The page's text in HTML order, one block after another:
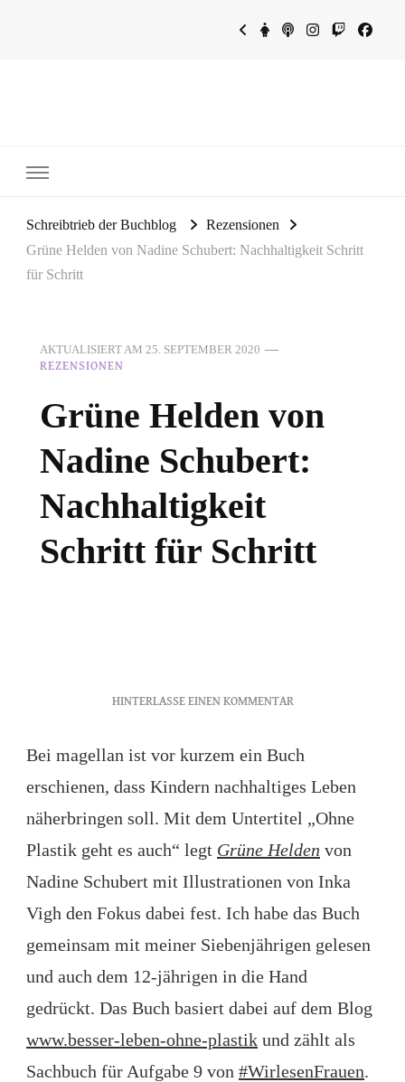
Schreibtrieb der Buchblog
Rezensionen
Grüne Helden von Nadine Schubert: Nachhaltigkeit Schritt
für Schritt
AKTUALISIERT AM 25. SEPTEMBER 2020
REZENSIONEN
Grüne Helden von
Nadine Schubert:
Nachhaltigkeit
Schritt für Schritt
HINTERLASSE EINEN KOMMENTARZU
VON
NADINE
NACHHALTIGKEIT
SCHRITT
SCHRITT
Bei magellan ist vor kurzem ein Buch
erschienen, dass Kindern nachhaltiges Leben
näherbringen soll. Mit dem Untertitel „Ohne
Plastik geht es auch“ legt Grüne Helden von
Nadine Schubert mit Illustrationen von Inka
Vigh den Fokus dabei fest. Ich habe das Buch
gemeinsam mit meiner Siebenjährigen gelesen
und auch dem 12-jährigen in die Hand
gedrückt. Das Buch basiert dabei auf dem Blog
www.besser-leben-ohne-plastik und zählt als
Sachbuch für Aufgabe 9 von #WirlesenFrauen.